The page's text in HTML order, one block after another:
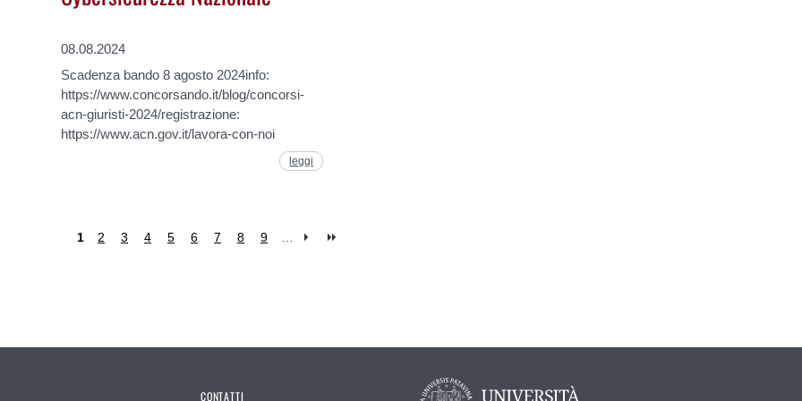
08.08.2024
Scadenza bando 8 agosto 2024info:
https://www.concorsando.it/blog/concorsi-
acn-giuristi-2024/registrazione:
https://www.acn.gov.it/lavora-con-noi
leggi
1 2 3 4 5 6 7 8 9 …
CONTATTI